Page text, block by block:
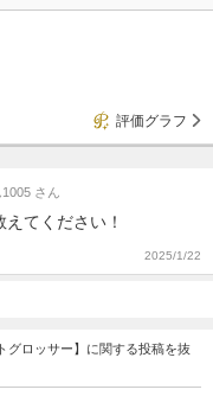
評価グラフ
さん
てください！
2025/1/22
グロッサー】に関する投稿を抜